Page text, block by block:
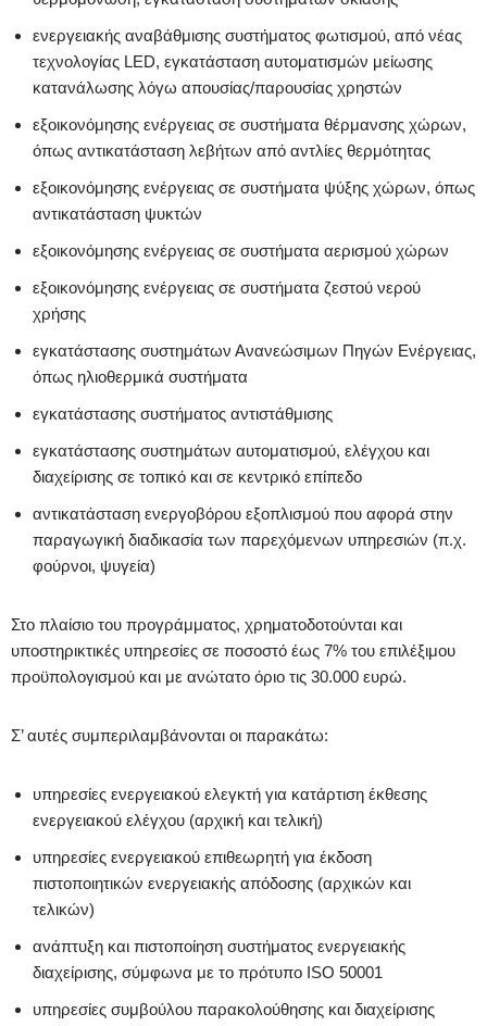
ενεργειακής αναβάθμισης συστήματος φωτισμού, από νέας
τεχνολογίας LED, εγκατάσταση αυτοματισμών μείωσης
κατανάλωσης λόγω απουσίας/παρουσίας χρηστών
εξοικονόμησης ενέργειας σε συστήματα θέρμανσης χώρων,
όπως αντικατάσταση λεβήτων από αντλίες θερμότητας
εξοικονόμησης ενέργειας σε συστήματα ψύξης χώρων, όπως
αντικατάσταση ψυκτών
εξοικονόμησης ενέργειας σε συστήματα αερισμού χώρων
εξοικονόμησης ενέργειας σε συστήματα ζεστού νερού
χρήσης
εγκατάστασης συστημάτων Ανανεώσιμων Πηγών Ενέργειας,
όπως ηλιοθερμικά συστήματα
εγκατάστασης συστήματος αντιστάθμισης
εγκατάστασης συστημάτων αυτοματισμού, ελέγχου και
διαχείρισης σε τοπικό και σε κεντρικό επίπεδο
αντικατάσταση ενεργοβόρου εξοπλισμού που αφορά στην
παραγωγική διαδικασία των παρεχόμενων υπηρεσιών (π.χ.
φούρνοι, ψυγεία)
Στο πλαίσιο του προγράμματος, χρηματοδοτούνται και
υποστηρικτικές υπηρεσίες σε ποσοστό έως 7% του επιλέξιμου
προϋπολογισμού και με ανώτατο όριο τις 30.000 ευρώ.
Σ’ αυτές συμπεριλαμβάνονται οι παρακάτω:
υπηρεσίες ενεργειακού ελεγκτή για κατάρτιση έκθεσης
ενεργειακού ελέγχου (αρχική και τελική)
υπηρεσίες ενεργειακού επιθεωρητή για έκδοση
πιστοποιητικών ενεργειακής απόδοσης (αρχικών και
τελικών)
ανάπτυξη και πιστοποίηση συστήματος ενεργειακής
διαχείρισης, σύμφωνα με το πρότυπο ISO 50001
υπηρεσίες συμβούλου παρακολούθησης και διαχείρισης